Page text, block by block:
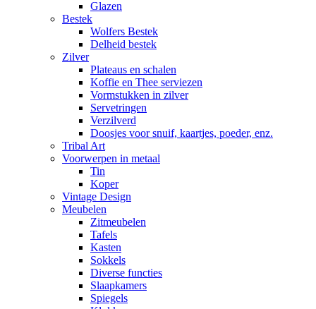
Glazen
Bestek
Wolfers Bestek
Delheid bestek
Zilver
Plateaus en schalen
Koffie en Thee serviezen
Vormstukken in zilver
Servetringen
Verzilverd
Doosjes voor snuif, kaartjes, poeder, enz.
Tribal Art
Voorwerpen in metaal
Tin
Koper
Vintage Design
Meubelen
Zitmeubelen
Tafels
Kasten
Sokkels
Diverse functies
Slaapkamers
Spiegels